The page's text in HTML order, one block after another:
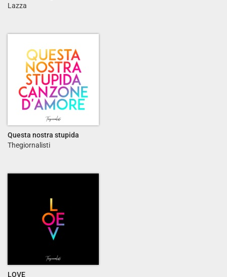
Lazza
Questa nostra stupida
canzone d'amore - Single
Thegiornalisti
LOVE